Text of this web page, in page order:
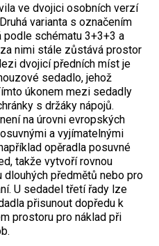
ve dvojici osobních verzí
varianta s označením
podle schématu 3+3+3 a
nimi stále zůstává prostor
dvojicí předních míst je
sedadlo, jehož
úkonem mezi sedadly
s držáky nápojů.
na úrovni evropských
a vyjímatelnými
opěradla posuvné
takže vytvoří rovnou
dlouhých předmětů nebo pro
U sedadel třetí řady lze
přisunout dopředu k
prostoru pro náklad při